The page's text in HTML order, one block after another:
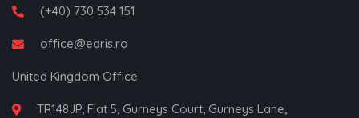
(+40) 730 534 151
office@edris.ro
United Kingdom Office
TR148JP, Flat 5, Gurneys Court, Gurneys Lane,